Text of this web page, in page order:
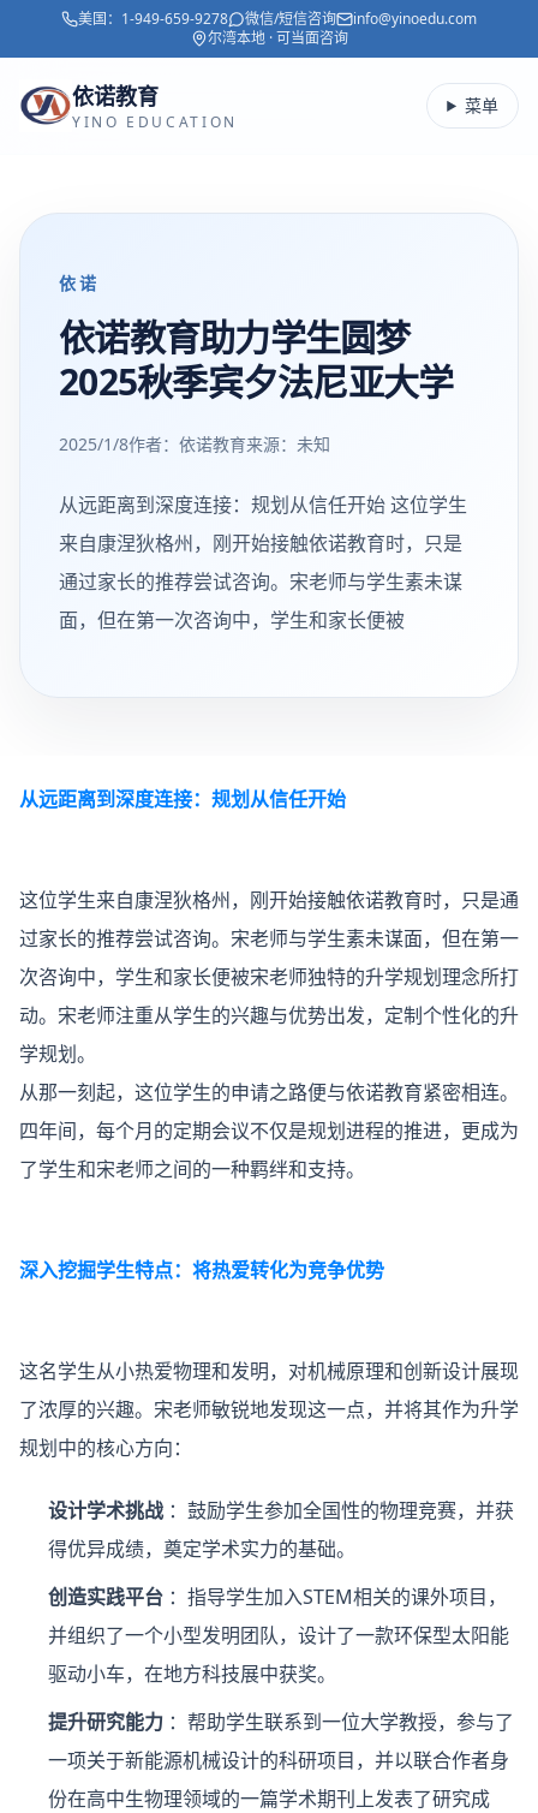
美国： 1-949-659-9278 微信/短信咨询
info@yinoedu.com
尔湾本地 · 可当面咨询
依诺教育
YINO EDUCATION
菜单
依诺
依诺教育助力学生圆梦
2025秋季宾夕法尼亚大学
2025/1/8作者：依诺教育来源： 未知
从远距离到深度连接：规划从信任开始 这位学生
来自康涅狄格州，刚开始接触依诺教育时，只是
通过家长的推荐尝试咨询。宋老师与学生素未谋
面，但在第一次咨询中，学生和家长便被
从远距离到深度连接：规划从信任开始
这位学生来自康涅狄格州，刚开始接触依诺教育时，只是通
过家长的推荐尝试咨询。宋老师与学生素未谋面，但在第一
次咨询中，学生和家长便被宋老师独特的升学规划理念所打
动。宋老师注重从学生的兴趣与优势出发，定制个性化的升
学规划。
从那一刻起，这位学生的申请之路便与依诺教育紧密相连。
四年间，每个月的定期会议不仅是规划进程的推进，更成为
了学生和宋老师之间的一种羁绊和支持。
深入挖掘学生特点：将热爱转化为竞争优势
这名学生从小热爱物理和发明，对机械原理和创新设计展现
了浓厚的兴趣。宋老师敏锐地发现这一点，并将其作为升学
规划中的核心方向：
设计学术挑战 ：鼓励学生参加全国性的物理竞赛，并获
得优异成绩，奠定学术实力的基础。
创造实践平台 ：指导学生加入STEM相关的课外项目，
并组织了一个小型发明团队，设计了一款环保型太阳能
驱动小车，在地方科技展中获奖。
提升研究能力 ：帮助学生联系到一位大学教授，参与了
一项关于新能源机械设计的科研项目，并以联合作者身
份在高中生物理领域的一篇学术期刊上发表了研究成